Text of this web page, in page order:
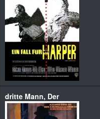
dritte Mann, Der